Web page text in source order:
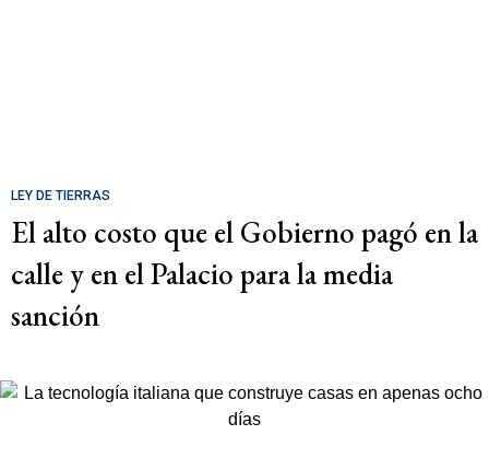
LEY DE TIERRAS
El alto costo que el Gobierno pagó en la
calle y en el Palacio para la media
sanción